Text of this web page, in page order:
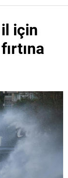
için